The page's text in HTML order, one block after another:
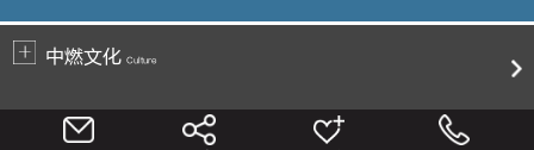
中燃文化 Culture